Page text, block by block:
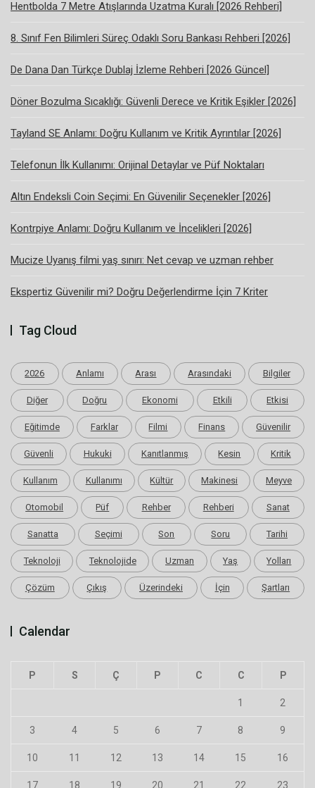
Hentbolda 7 Metre Atışlarında Uzatma Kuralı [2026 Rehberi]
8. Sınıf Fen Bilimleri Süreç Odaklı Soru Bankası Rehberi [2026]
De Dana Dan Türkçe Dublaj İzleme Rehberi [2026 Güncel]
Döner Bozulma Sıcaklığı: Güvenli Derece ve Kritik Eşikler [2026]
Tayland SE Anlamı: Doğru Kullanım ve Kritik Ayrıntılar [2026]
Telefonun İlk Kullanımı: Orijinal Detaylar ve Püf Noktaları
Altın Endeksli Coin Seçimi: En Güvenilir Seçenekler [2026]
Kontrpiye Anlamı: Doğru Kullanım ve İncelikleri [2026]
Mucize Uyanış filmi yaş sınırı: Net cevap ve uzman rehber
Ekspertiz Güvenilir mi? Doğru Değerlendirme İçin 7 Kriter
Tag Cloud
2026 Anlamı Arası Arasındaki Bilgiler
Diğer Doğru Ekonomi Etkili Etkisi
Eğitimde Farklar Filmi Finans Güvenilir
Güvenli Hukuki Kanıtlanmış Kesin Kritik
Kullanım Kullanımı Kültür Makinesi Meyve
Otomobil Püf Rehber Rehberi Sanat
Sanatta Seçimi Son Soru Tarihi
Teknoloji Teknolojide Uzman Yaş Yolları
Çözüm Çıkış Üzerindeki İçin Şartları
Calendar
P S Ç P C C P
1 2
3 4 5 6 7 8 9
10 11 12 13 14 15 16
17 18 19 20 21 22 23